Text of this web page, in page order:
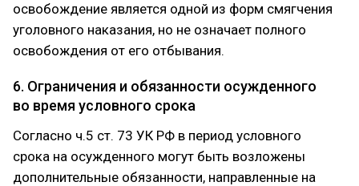
освобождение является одной из форм смягчения
уголовного наказания, но не означает полного
освобождения от его отбывания.
6. Ограничения и обязанности осужденного
во время условного срока
Согласно ч.5 ст. 73 УК РФ в период условного
срока на осужденного могут быть возложены
дополнительные обязанности, направленные на